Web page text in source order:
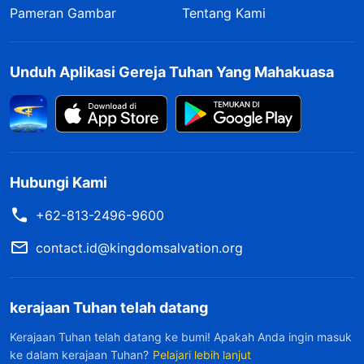
telah meninggalkan segalanya untuk keluar dan
seperti Guo Li dengan penyakit serius yang tidak
tahun itu akan sia-sia. Selama waktu itu, hatiku
merenungkan mengapa aku menjadi begitu
putus asa setelah mengetahui tentang
kambuhnya penyakit Guo Li.
satu bagianfirman Tuhandan memperoleh
sedikit pemahaman tentang keadaanku. Tuhan
Pameran Gambar
Tentang Kami
Unduh Aplikasi Gereja Tuhan Yang Mahakuasa
Hubungi Kami
+62-813-2496-9600
contact.id@kingdomsalvation.org
kerajaan Tuhan telah datang
Kerajaan Tuhan telah datang ke bumi! Apakah Anda ingin masuk
ke dalam kerajaan Tuhan? Pelajari lebih lanjut